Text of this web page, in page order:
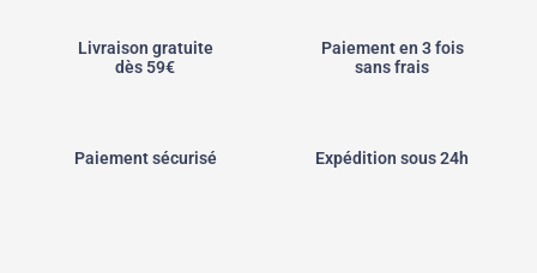
Livraison gratuite
dès 59€
Paiement en 3 fois
sans frais
Paiement sécurisé Expédition sous 24h